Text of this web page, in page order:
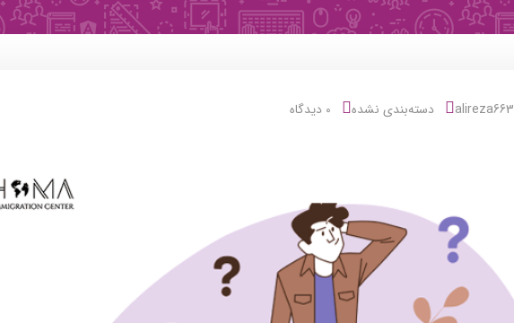
alireza663 دسته‌بندی نشده 0 دیدگاه